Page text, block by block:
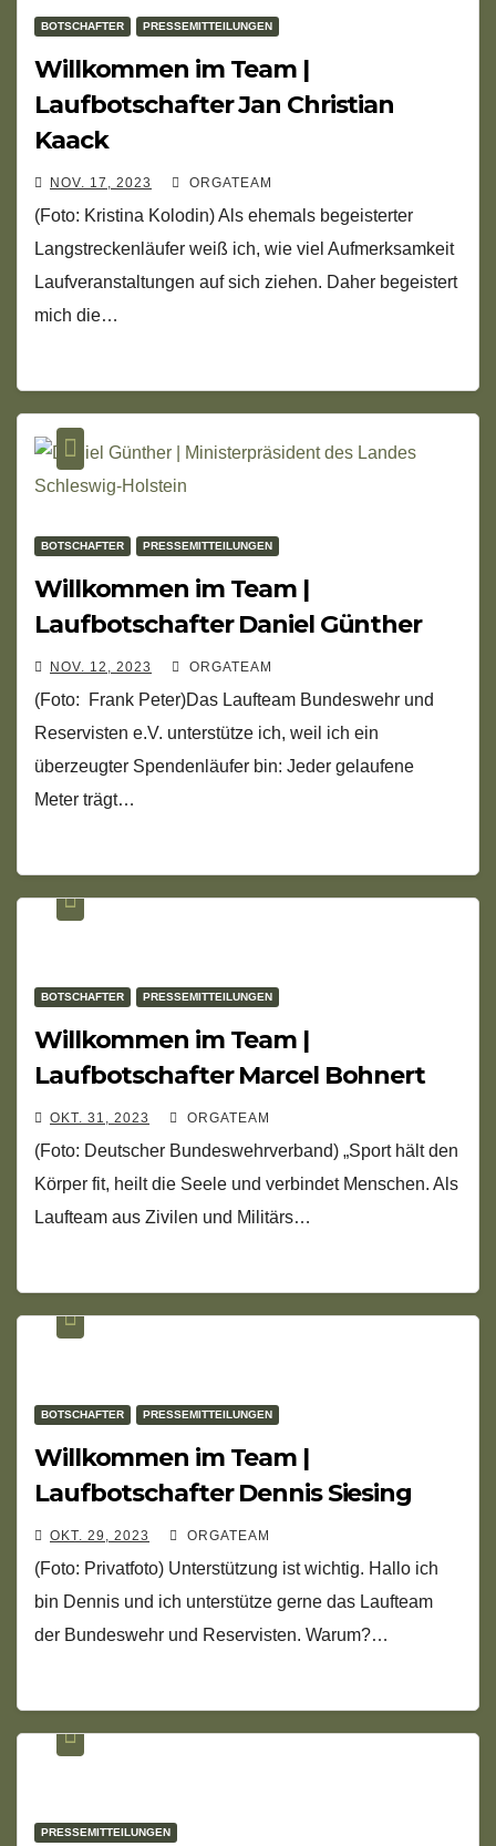
BOTSCHAFTER PRESSEMITTEILUNGEN
Willkommen im Team |
Laufbotschafter Jan Christian
Kaack
NOV. 17, 2023 ORGATEAM
(Foto: Kristina Kolodin) Als ehemals begeisterter
Langstreckenläufer weiß ich, wie viel Aufmerksamkeit
Laufveranstaltungen auf sich ziehen. Daher begeistert
mich die…
BOTSCHAFTER PRESSEMITTEILUNGEN
Willkommen im Team |
Laufbotschafter Daniel Günther
NOV. 12, 2023 ORGATEAM
(Foto: Frank Peter)Das Laufteam Bundeswehr und
Reservisten e.V. unterstütze ich, weil ich ein
überzeugter Spendenläufer bin: Jeder gelaufene
Meter trägt…
BOTSCHAFTER PRESSEMITTEILUNGEN
Willkommen im Team |
Laufbotschafter Marcel Bohnert
OKT. 31, 2023 ORGATEAM
(Foto: Deutscher Bundeswehrverband) „Sport hält den
Körper fit, heilt die Seele und verbindet Menschen. Als
Laufteam aus Zivilen und Militärs…
BOTSCHAFTER PRESSEMITTEILUNGEN
Willkommen im Team |
Laufbotschafter Dennis Siesing
OKT. 29, 2023 ORGATEAM
(Foto: Privatfoto) Unterstützung ist wichtig. Hallo ich
bin Dennis und ich unterstütze gerne das Laufteam
der Bundeswehr und Reservisten. Warum?…
PRESSEMITTEILUNGEN